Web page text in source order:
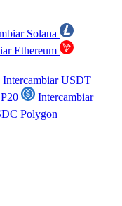
Solana
Ethereum
Intercambiar USDT
Intercambiar
Polygon